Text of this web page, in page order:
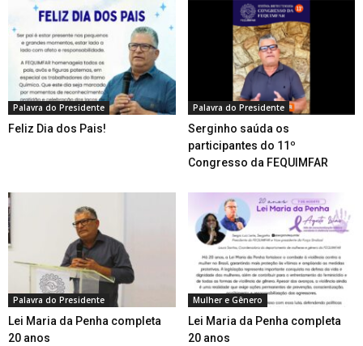
Palavra do Presidente
Feliz Dia dos Pais!
Palavra do Presidente
Serginho saúda os
participantes do 11º
Congresso da FEQUIMFAR
Palavra do Presidente
Lei Maria da Penha completa
20 anos
Mulher e Gênero
Lei Maria da Penha completa
20 anos